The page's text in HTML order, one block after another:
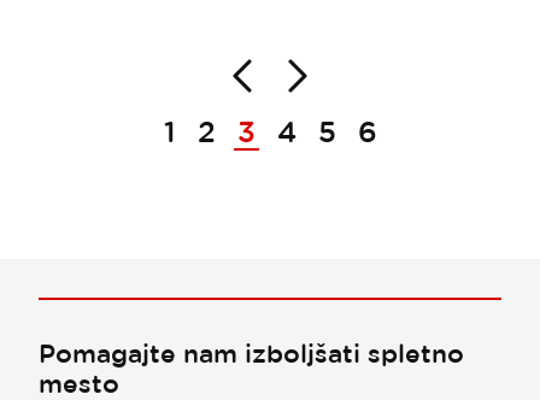
NazajNaprej
1
2 3 4 5 6
Pomagajte nam izboljšati spletno
mesto